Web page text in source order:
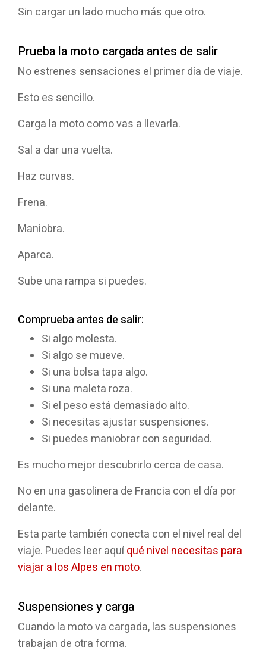
Sin cargar un lado mucho más que otro.
Prueba la moto cargada antes de salir
No estrenes sensaciones el primer día de viaje.
Esto es sencillo.
Carga la moto como vas a llevarla.
Sal a dar una vuelta.
Haz curvas.
Frena.
Maniobra.
Aparca.
Sube una rampa si puedes.
Comprueba antes de salir:
Si algo molesta.
Si algo se mueve.
Si una bolsa tapa algo.
Si una maleta roza.
Si el peso está demasiado alto.
Si necesitas ajustar suspensiones.
Si puedes maniobrar con seguridad.
Es mucho mejor descubrirlo cerca de casa.
No en una gasolinera de Francia con el día por
delante.
Esta parte también conecta con el nivel real del
viaje. Puedes leer aquíqué nivel necesitas para
viajar a los Alpes en moto.
Suspensiones y carga
Cuando la moto va cargada, las suspensiones
trabajan de otra forma.